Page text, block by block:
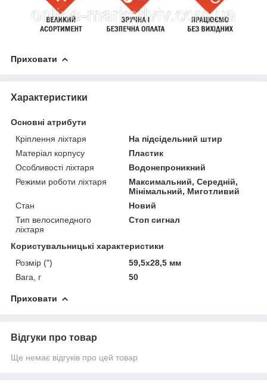
Приховати
Характеристики
Основні атрибути
Кріплення ліхтаря
На підсідельний штир
Матеріал корпусу
Пластик
Особливості ліхтаря
Водонепроникний
Режими роботи ліхтаря
Максимальний, Середній,
Мінімальний, Миготливий
Стан
Новий
Тип велосипедного
ліхтаря
Стоп сигнал
Користувальницькі характеристики
Розмір (")
59,5x28,5 мм
Вага, г
50
Приховати
Відгуки про товар
Ще немає відгуків про цей товар